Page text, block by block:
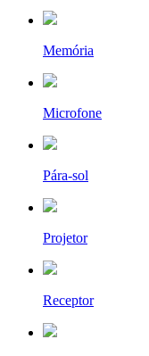
Memória
Microfone
Pára-sol
Projetor
Receptor